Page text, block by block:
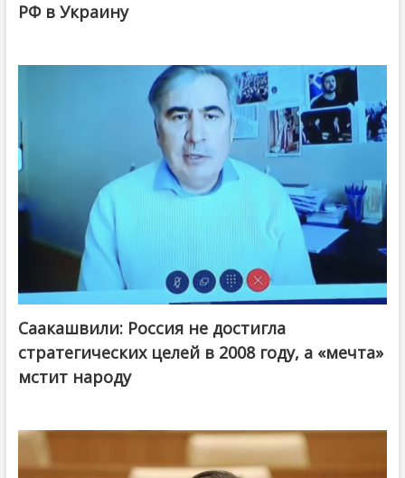
РФ в Украину
Саакашвили: Россия не достигла
стратегических целей в 2008 году, а «мечта»
мстит народу